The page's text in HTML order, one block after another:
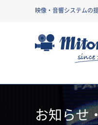
映像・音響システムの
お知らせ